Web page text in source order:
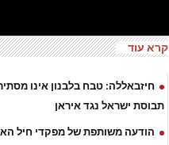
קרא עוד
חיזבאללה: טבח בלבנון אינו
תבוסת ישראל נגד איראן
הודעה משותפת של מפקדי חיל